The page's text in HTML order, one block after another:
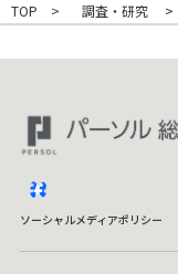
TOP 調査・研究
ソーシャルメディアポリシー